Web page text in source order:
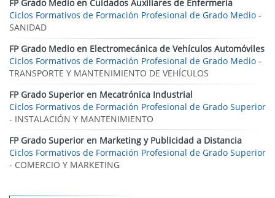
FP Grado Medio en Cuidados Auxiliares de Enfermería
Ciclos Formativos de Formación Profesional de Grado Medio -
SANIDAD
FP Grado Medio en Electromecánica de Vehículos Automóviles
Ciclos Formativos de Formación Profesional de Grado Medio -
TRANSPORTE Y MANTENIMIENTO DE VEHÍCULOS
FP Grado Superior en Mecatrónica Industrial
Ciclos Formativos de Formación Profesional de Grado Superior
- INSTALACIÓN Y MANTENIMIENTO
FP Grado Superior en Marketing y Publicidad a Distancia
Ciclos Formativos de Formación Profesional de Grado Superior
- COMERCIO Y MARKETING